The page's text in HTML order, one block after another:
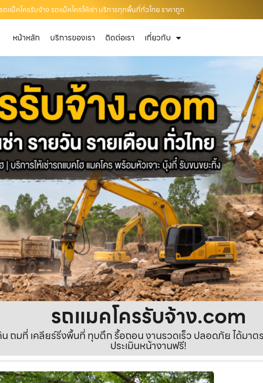
ถแม็คโครรับจ้าง รถแม็คโครให้เช่า บริการทุกพื้นที่ทั่วไทย ราคาถูก
หน้าหลัก บริการของเรา ติดต่อเรา เกี่ยวกับ
รถแมคโครรับจ้าง.com
ถมที่ เคลียร์ริ่งพื้นที่ ทุบตึก รื้อถอน งานรวดเร็ว ปลอดภัย ได้มาต
ประเมินหน้างานฟรี!